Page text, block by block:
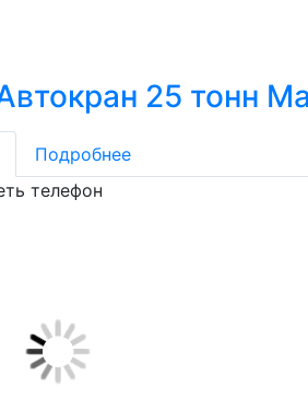
25 тонн
Подробнее
телефон